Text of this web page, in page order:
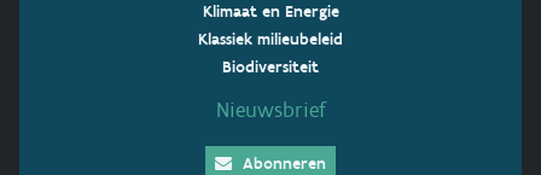
Klimaat en Energie
Klassiek milieubeleid
Biodiversiteit
Nieuwsbrief
Abonneren